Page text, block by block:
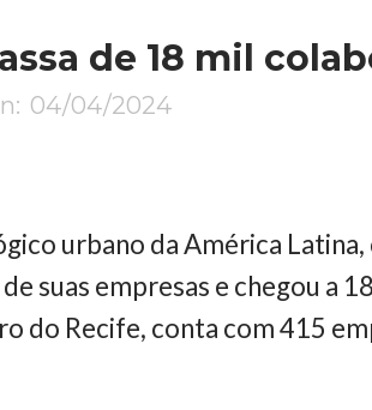
de 18 mil
04/04/2024
urbano da América Latina,
suas empresas e chegou a
do Recife, conta com 415